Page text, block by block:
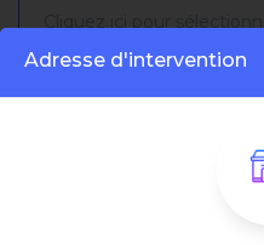
Adresse d'intervention
comparer les offres